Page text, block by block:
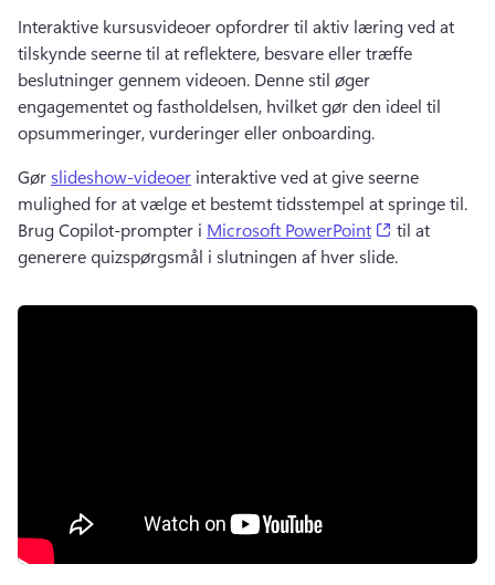
Interaktive kursusvideoer opfordrer til aktiv læring ved at
tilskynde seerne til at reflektere, besvare eller træffe
beslutninger gennem videoen. Denne stil øger
engagementet og fastholdelsen, hvilket gør den ideel til
opsummeringer, vurderinger eller onboarding.
Gør slideshow-videoer interaktive ved at give seerne
Brug Copilot-prompter i Microsoft PowerPoint (opens in a
til at
generere quizspørgsmål i slutningen af hver slide.